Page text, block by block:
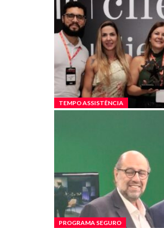
TEMPO ASSISTÊNCIA
PROGRAMA SEGURO